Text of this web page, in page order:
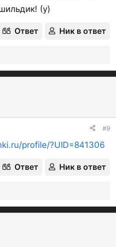
(y)
Ответ Ник в ответ
#9
profile/?UID=841306
Ответ Ник в ответ